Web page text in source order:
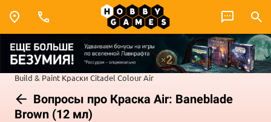
Build & Paint Краски Citadel ColourAir
Вопросы про Краска Air: Baneblade
Brown (12 мл)